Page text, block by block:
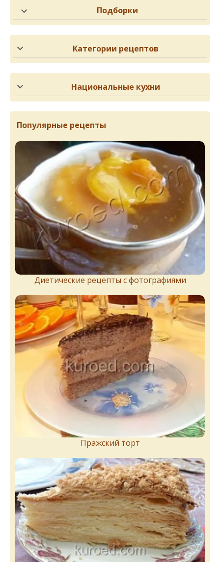
Подборки
Категории рецептов
Национальные кухни
Популярные рецепты
Диетические рецепты с фотографиями
Пражский торт